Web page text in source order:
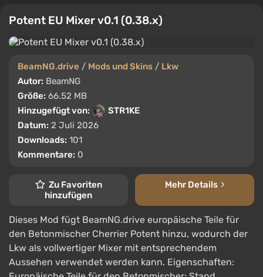
Potent EU Mixer v0.1 (0.38.x)
BeamNG.drive / Mods und Skins / Lkw
Autor: BeamNG
Größe: 66.52 MB
Hinzugefügt von:
STR1KE
Datum: 2 Juli 2026
Downloads: 101
Kommentare: 0
Zu Favoriten
hinzufügen
Mehr Details
Dieses Mod fügt BeamNG.drive europäische Teile für
den Betonmischer Cherrier Potent hinzu, wodurch der
Lkw als vollwertiger Mixer mit entsprechendem
Aussehen verwendet werden kann. Eigenschaften: